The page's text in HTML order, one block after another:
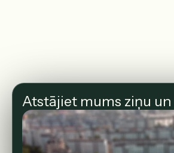
Atstājiet mums ziņu un